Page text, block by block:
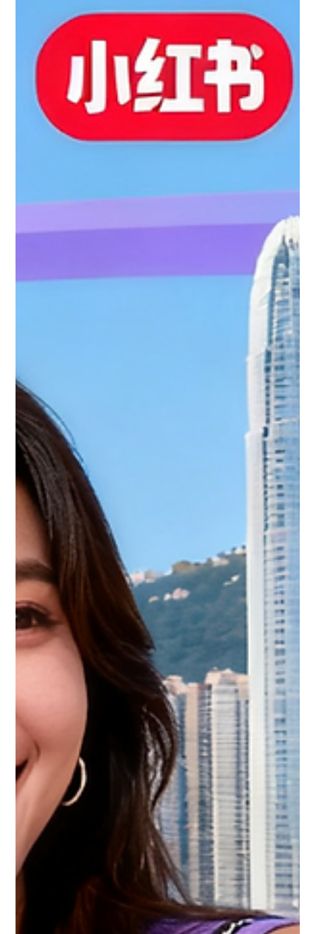
2025年11月21日 讀畢需時 3 分鐘
2025 香港購物趨勢：內地消費者最想買
什麼？完整數據＋小紅書行銷洞察
專注奢侈品，更重視「真實體驗」、「生活方式」與「評價分
享」。 小紅書（Xiaohongshu, RED）作為內地最具影響力的
UGC 與導購平台，正成為香港品牌接觸內地客群的重要渠道。無
論餐飲、美妝、零售、電子產品、珠寶，甚至旅遊體驗行業，都
能在小紅書上找到高度匹配的受眾。 一、最新數據：內地旅客在
港消費行為概況 根據香港旅遊發展局與立法會報告統計，內地過
夜旅客人均消費約 HK$5,500， 主要消費集中於餐飲、購物與娛
樂。 內地過夜旅客購物支出組成： 22%：餐飲（食材、酒類、小
吃相關） 13%：化妝品與護膚 13%：皮革用品（手袋、配件等）
11%：珠寶與鐘錶 10%：醫藥與健康補充品 其他：電子產品、紀
念品等 另外，2025 年 8 月零售銷貨價值同比上升 3.8% ，其中
「珠寶、鐘錶及名貴禮物」大增 16.4% ，顯示旅遊消費動能正逐
步回升。 二、2025 最受內地遊客歡迎的香港消費品類 餐飲業 餐